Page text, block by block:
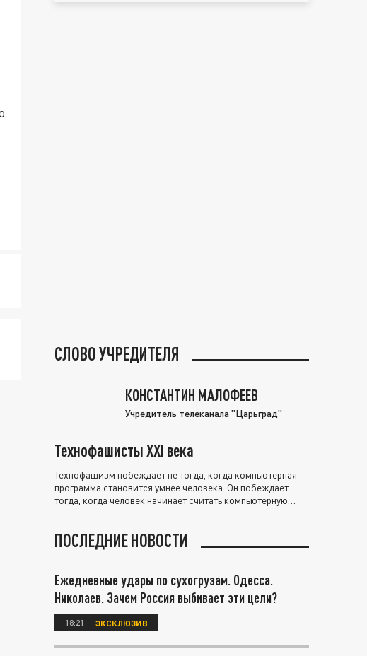
СЛОВО УЧРЕДИТЕЛЯ
КОНСТАНТИН МАЛОФЕЕВ
Учредитель телеканала "Царьград"
Технофашисты XXI века
Технофашизм побеждает не тогда, когда компьютерная
программа становится умнее человека. Он побеждает
тогда, когда человек начинает считать компьютерную
ПОСЛЕДНИЕ НОВОСТИ
Ежедневные удары по сухогрузам. Одесса.
Николаев. Зачем Россия выбивает эти цели?
18:21 ЭКСКЛЮЗИВ